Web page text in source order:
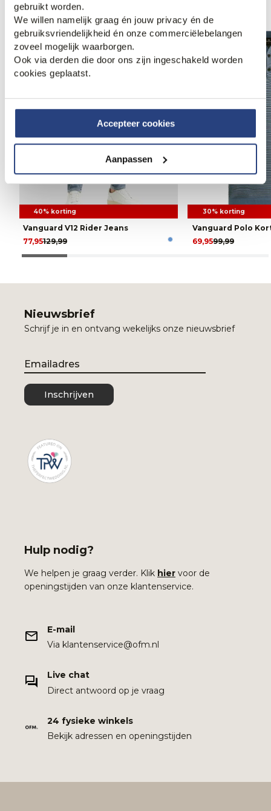
gebruikt worden.
We willen namelijk graag én jouw privacy én de
gebruiksvriendelijkheid én onze commerciëlebelangen
zoveel mogelijk waarborgen.
Ook via derden die door ons zijn ingeschakeld worden
cookies geplaatst.
Accepteer cookies
Aanpassen
40% korting
Vanguard V12 Rider Jeans
129,99
77,95
30% korting
Vanguard Polo
99,99
69,95
Nieuwsbrief
Schrijf je in en ontvang wekelijks onze nieuwsbrief
Email
Inschrijven
Hulp nodig?
We helpen je graag verder. Klik hier voor de
openingstijden van onze klantenservice.
E-mail
Via klantenservice@ofm.nl
Live chat
Direct antwoord op je vraag
24 fysieke winkels
Bekijk adressen en openingstijden